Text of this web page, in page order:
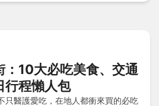
：10大必吃美食、交通
行程懶人包
只醫護愛吃，在地人都衝來買的必吃